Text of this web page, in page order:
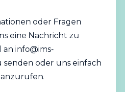
oder Fragen
eine Nachricht zu
an info@ims-
senden oder uns einfach
anzurufen.